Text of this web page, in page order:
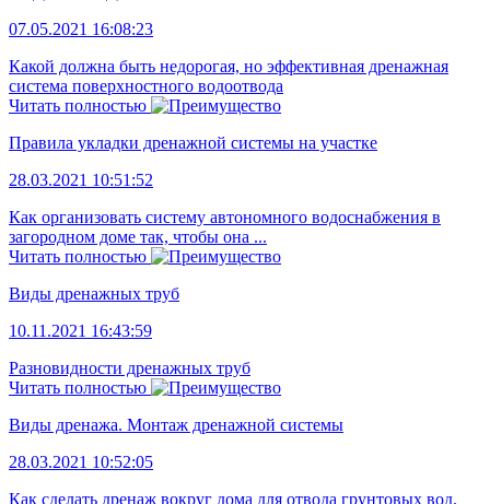
07.05.2021 16:08:23
Какой должна быть недорогая, но эффективная дренажная
система поверхностного водоотвода
Читать полностью
Правила укладки дренажной системы на участке
28.03.2021 10:51:52
Как организовать систему автономного водоснабжения в
загородном доме так, чтобы она ...
Читать полностью
Виды дренажных труб
10.11.2021 16:43:59
Разновидности дренажных труб
Читать полностью
Виды дренажа. Монтаж дренажной системы
28.03.2021 10:52:05
Как сделать дренаж вокруг дома для отвода грунтовых вод.